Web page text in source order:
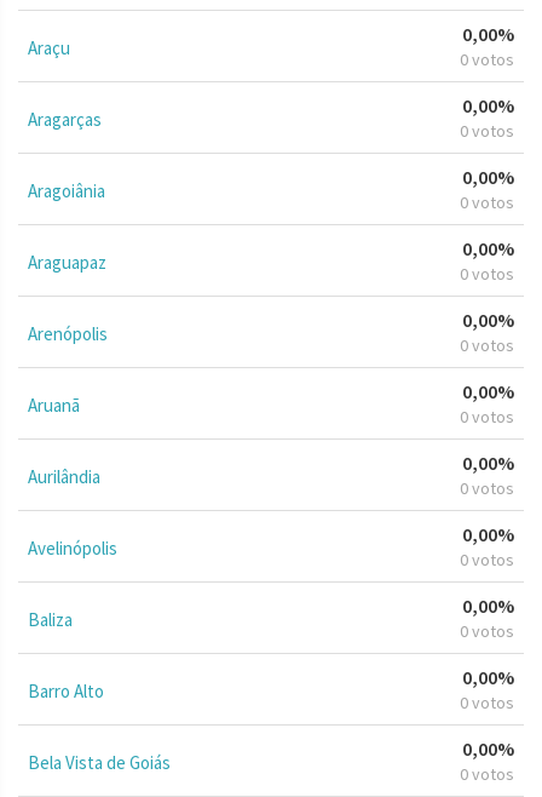
Araçu
0,00%
0 votos
Aragarças
0,00%
0 votos
Aragoiânia
0,00%
0 votos
Araguapaz
0,00%
0 votos
Arenópolis
0,00%
0 votos
Aruanã
0,00%
0 votos
Aurilândia
0,00%
0 votos
Avelinópolis
0,00%
0 votos
Baliza
0,00%
0 votos
Barro Alto
0,00%
0 votos
Bela Vista de Goiás
0,00%
0 votos